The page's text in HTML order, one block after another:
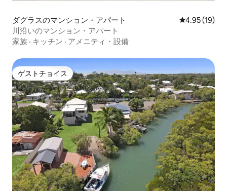
ダグラスのマンション・アパート レビュー19
4.95 (19)
川沿いのマンション・アパート
家族 · キッチン · アメニティ・設備
ゲストチョイス
ゲストチョイス